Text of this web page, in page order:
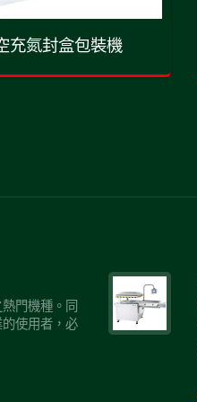
充氮封盒包裝機
門機種。同
使用者，必